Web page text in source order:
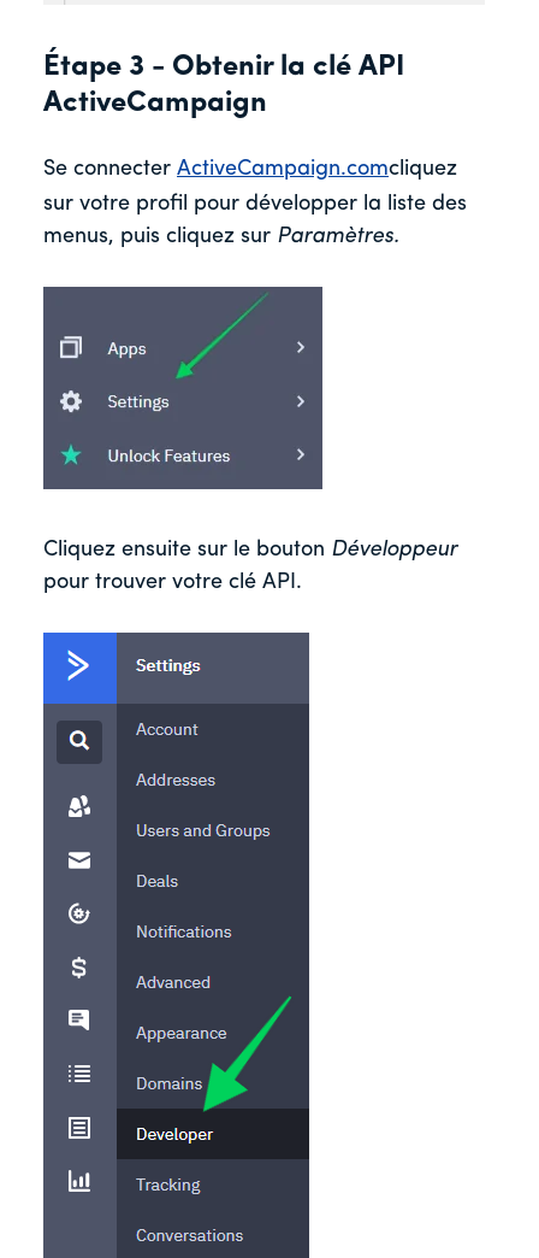
Étape 3 - Obtenir la clé API
ActiveCampaign
Se connecter ActiveCampaign.comcliquez
sur votre profil pour développer la liste des
menus, puis cliquez sur Paramètres.
Cliquez ensuite sur le bouton Développeur
pour trouver votre clé API.